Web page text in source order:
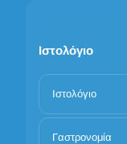
Ιστολόγιο
Ιστολόγιο
Γαστρονομία